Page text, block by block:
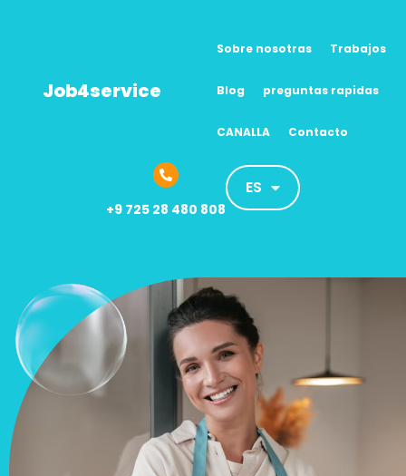
Job4service
Sobre nosotras Trabajos
Blog preguntas rapidas
CANALLA Contacto
+9 725 28 480 808
ES